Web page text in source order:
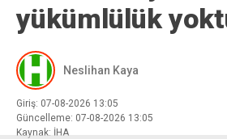
yükümlülük
Neslihan Kaya
Giriş: 07-08-2026 13:05
Güncelleme: 07-08-2026 13:05
Kaynak: İHA